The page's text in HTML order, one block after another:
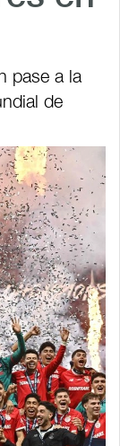
pase a la
de